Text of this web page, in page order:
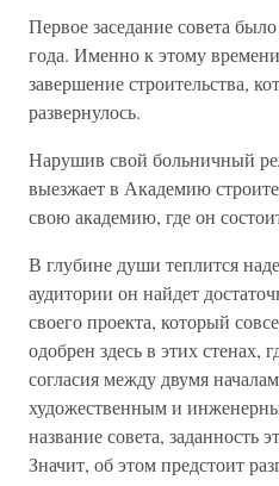
Первое заседание совета
года. Именно к этому
завершение строительства,
развернулось.
Нарушив свой больничный
выезжает в Академию
свою академию, где он
В глубине души теплится
аудитории он найдет
своего проекта, который
одобрен здесь в этих стенах,
согласия между двумя
художественным и
название совета, заданность
Значит, об этом предстоит